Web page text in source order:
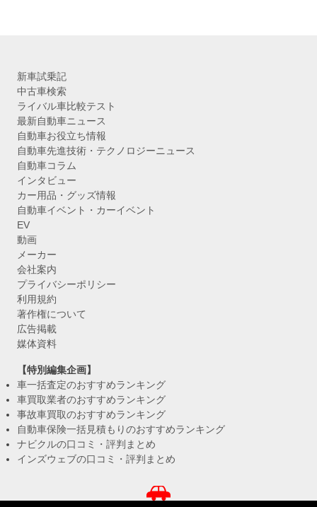
新車試乗記
中古車検索
ライバル車比較テスト
最新自動車ニュース
自動車お役立ち情報
自動車先進技術・テクノロジーニュース
自動車コラム
インタビュー
カー用品・グッズ情報
自動車イベント・カーイベント
EV
動画
メーカー
会社案内
プライバシーポリシー
利用規約
著作権について
広告掲載
媒体資料
【特別編集企画】
車一括査定のおすすめランキング
車買取業者のおすすめランキング
事故車買取のおすすめランキング
自動車保険一括見積もりのおすすめランキング
ナビクルの口コミ・評判まとめ
インズウェブの口コミ・評判まとめ